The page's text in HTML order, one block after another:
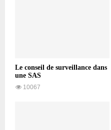
Le conseil de surveillance dans
une SAS
10067